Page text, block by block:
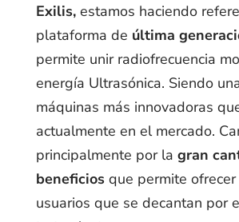
Exilis,estamos haciendo
plataforma de última
permite unir radiofrecuencia
energía Ultrasónica. Siendo
máquinas más innovadoras
actualmente en el mercado.
principalmente por la gran
beneficiosque permite
usuarios que se decantan por